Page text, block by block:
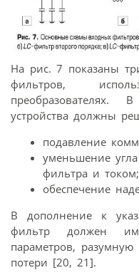
На рис. 7 показаны
фильтров,
устройства должны
подавление
уменьшение
фильтра и током;
обеспечение
В дополнение к
фильтр должен
параметров,
потери [20, 21].